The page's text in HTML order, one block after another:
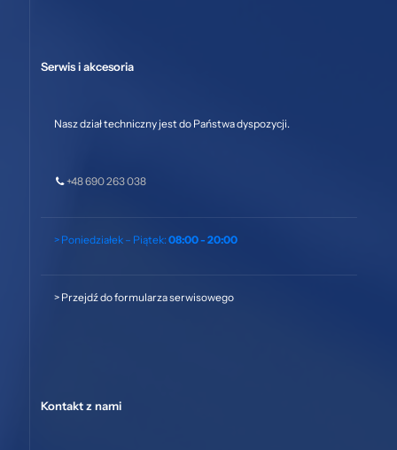
Serwis i akcesoria
Nasz dział techniczny jest do Państwa dyspozycji.
+48 690 263 038
> Poniedziałek – Piątek: 08:00 - 20:00
> Przejdź do formularza serwisowego
Kontakt z nami